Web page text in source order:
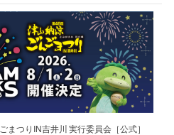
まつりIN吉井川 実行委員会［公式］